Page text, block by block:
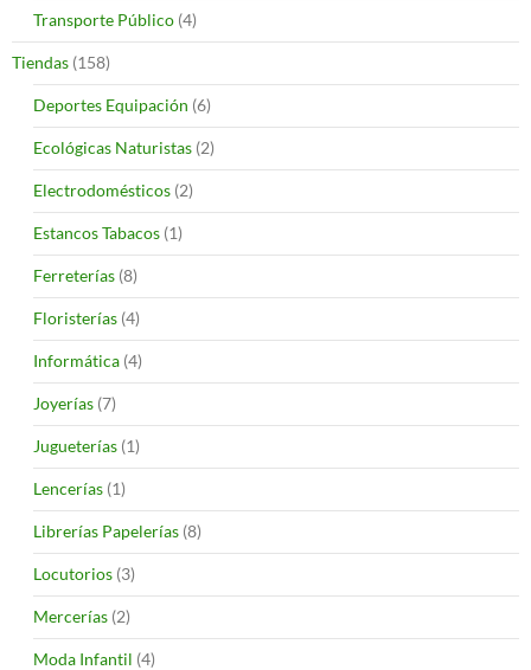
Transporte Público (4)
Tiendas (158)
Deportes Equipación (6)
Ecológicas Naturistas (2)
Electrodomésticos (2)
Estancos Tabacos (1)
Ferreterías (8)
Floristerías (4)
Informática (4)
Joyerías (7)
Jugueterías (1)
Lencerías (1)
Librerías Papelerías (8)
Locutorios (3)
Mercerías (2)
Moda Infantil (4)